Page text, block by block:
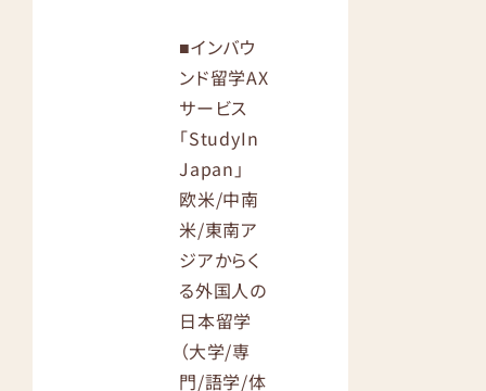
■インバウ
ンド留学AX
サービス
「StudyIn
Japan」
欧米/中南
米/東南ア
ジアからく
る外国人の
日本留学
（大学/専
門/語学/体